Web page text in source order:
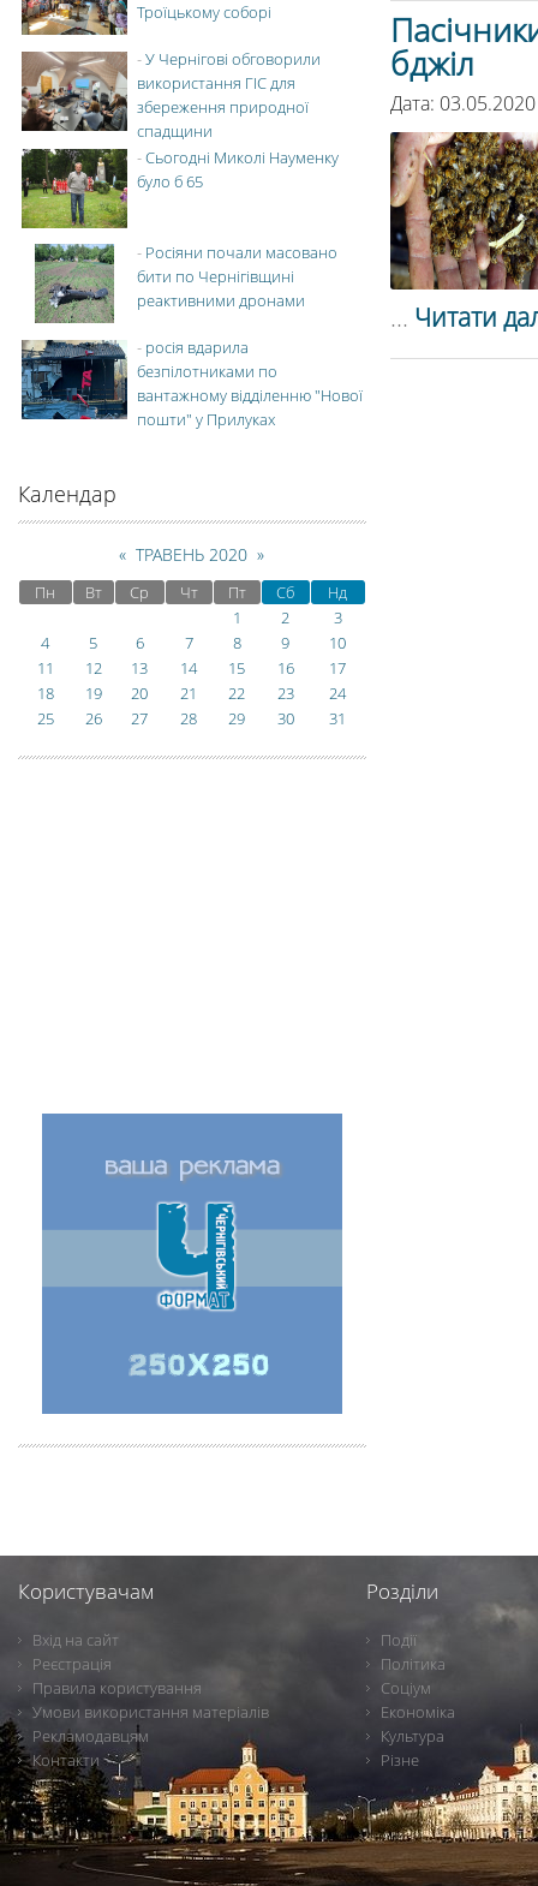
бджіл
Дата:
... Читати
Троїцькому соборі
-У Чернігові обговорили
використання ГІС для
збереження природної
спадщини
-Сьогодні Миколі Науменку
було б 65
- Росіяни почали масовано
бити по Чернігівщині
реактивними дронами
- росія вдарила
безпілотниками по
вантажному відділенню "Нової
пошти" у Прилуках
Календар
« ТРАВЕНЬ 2020 »
Пн Вт Ср Чт Пт Сб
Нд
1
2
3
4
5 6 7 8 9
10
11
12 13 14 15 16
17
18
19 20 21 22 23
24
25
26 27 28 29 30 31
Користувачам
Вхід на сайт
Реєстрація
Правила користування
Умови використання матеріалів
Рекламодавцям
Контакти
Розділи
Події
Політика
Соціум
Економіка
Культура
Різне